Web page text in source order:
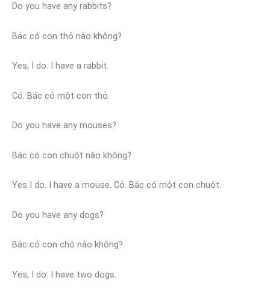
Do you have any rabbits?
Bác có con thỏ nào không?
Yes, I do. I have a rabbit.
Có. Bác có một con thỏ.
Do you have any mouses?
Bác có con chuột nào không?
Yes I do. I have a mouse. Có. Bác có một con chuột.
Do you have any dogs?
Bác có con chó nào không?
Yes, I do. I have two dogs.